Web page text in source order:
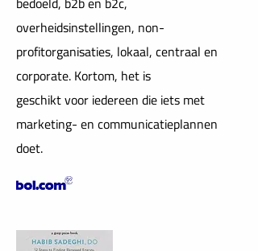
overheidsinstellingen, non-
profitorganisaties, lokaal, centraal en
corporate. Kortom, het is
geschikt voor iedereen die iets met
marketing- en communicatieplannen
doet.